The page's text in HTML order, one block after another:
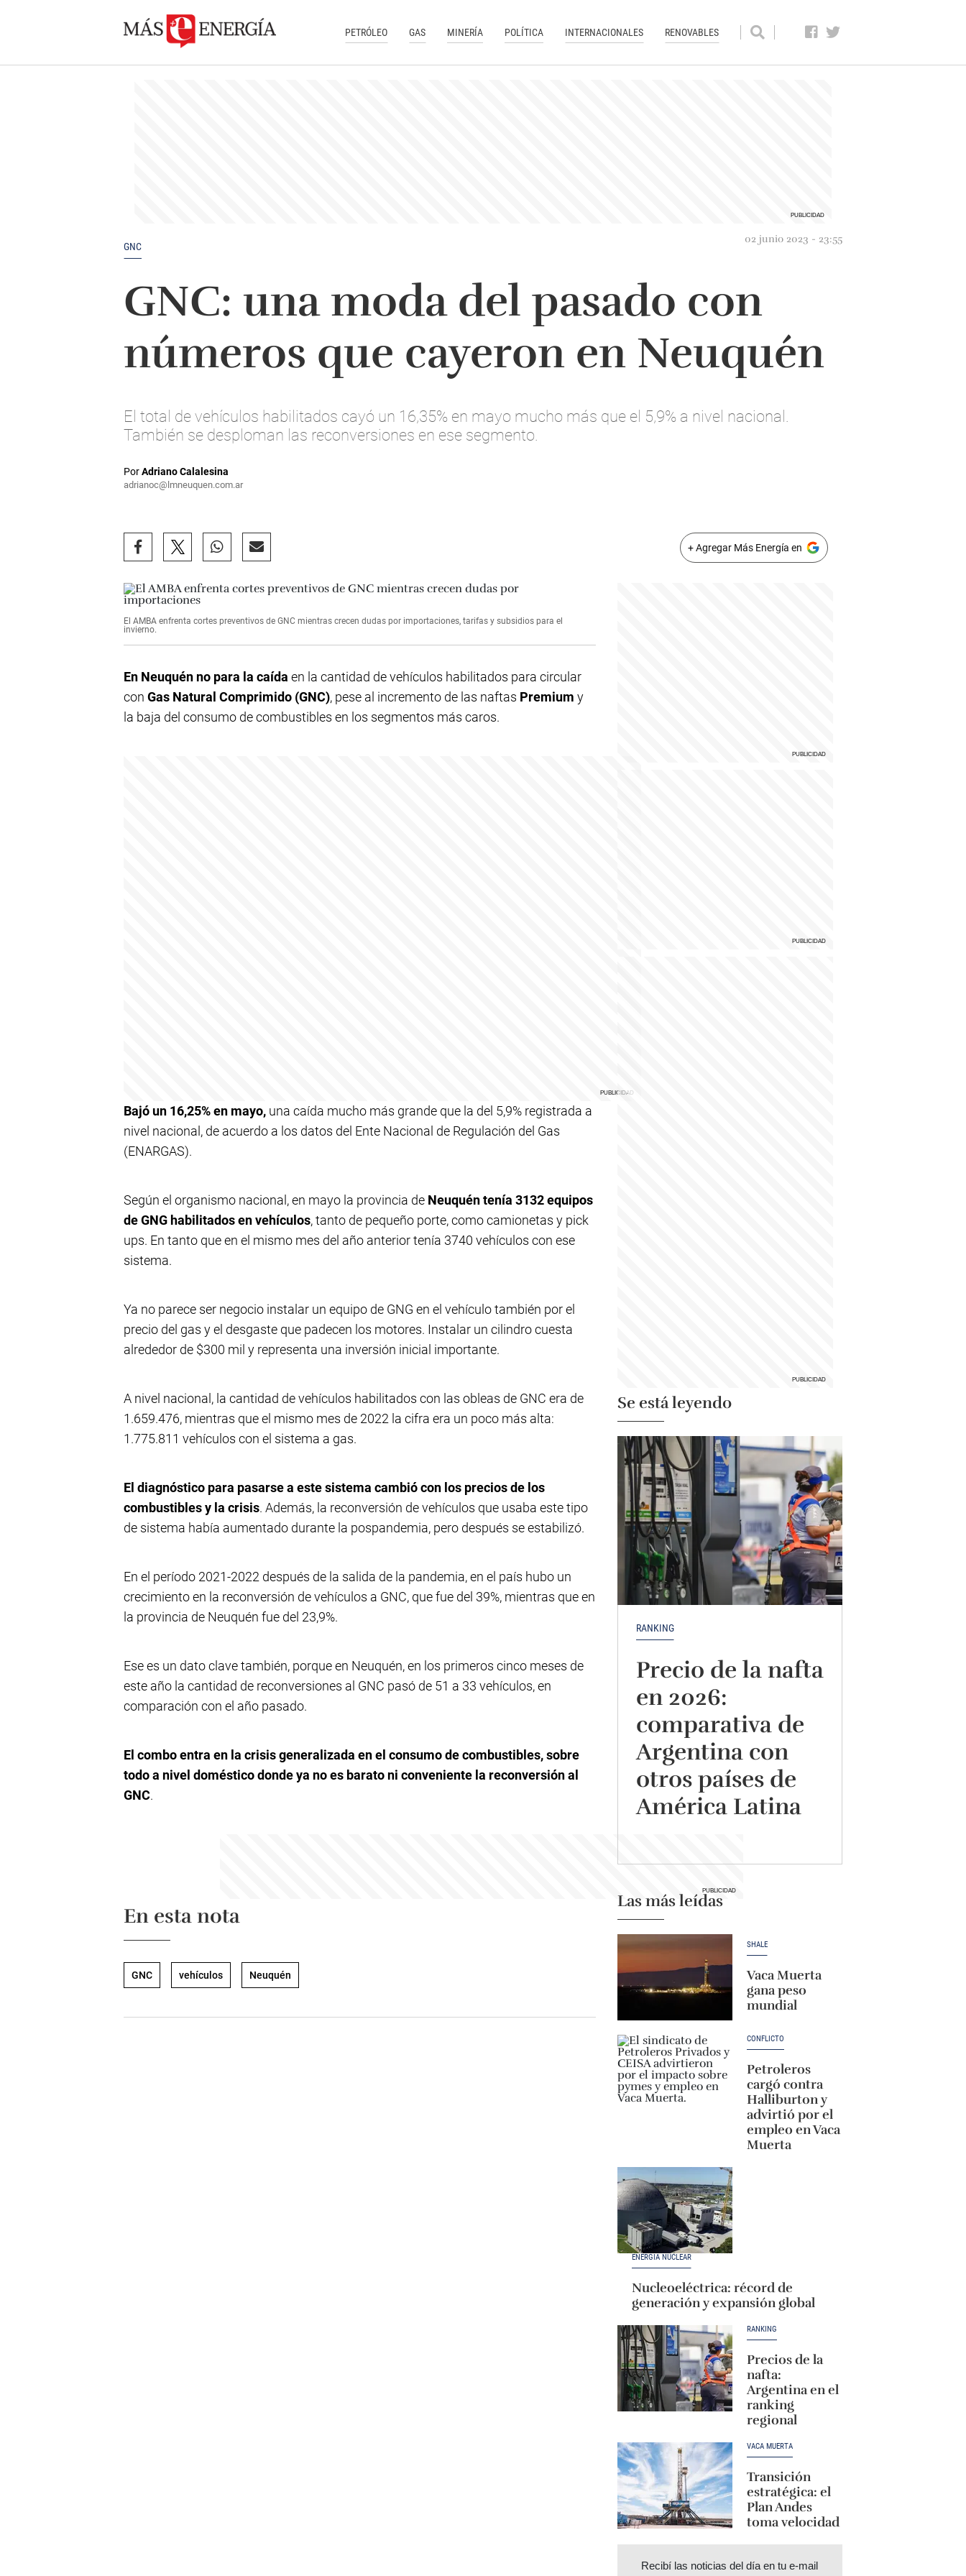
PETRÓLEO GAS MINERÍA POLÍTICA INTERNACIONALES RENOVABLES
GNC
02 junio 2023 - 23:55
GNC: una moda del pasado con
números que cayeron en Neuquén
El total de vehículos habilitados cayó un 16,35% en mayo mucho más que el 5,9% a nivel nacional.
También se desploman las reconversiones en ese segmento.
PorAdriano Calalesina
adrianoc@lmneuquen.com.ar
+ Agregar Más Energía en
El AMBA enfrenta cortes preventivos de GNC mientras crecen dudas por importaciones, tarifas y subsidios para el
invierno.
En Neuquén no para la caída en la cantidad de vehículos habilitados para circular
con Gas Natural Comprimido (GNC), pese al incremento de las naftas Premium y
la baja del consumo de combustibles en los segmentos más caros.
Bajó un 16,25% en mayo, una caída mucho más grande que la del 5,9% registrada a
nivel nacional, de acuerdo a los datos del Ente Nacional de Regulación del Gas
(ENARGAS).
Según el organismo nacional, en mayo la provincia de Neuquén tenía 3132 equipos
de GNG habilitados en vehículos, tanto de pequeño porte, como camionetas y pick
ups. En tanto que en el mismo mes del año anterior tenía 3740 vehículos con ese
sistema.
Ya no parece ser negocio instalar un equipo de GNG en el vehículo también por el
precio del gas y el desgaste que padecen los motores. Instalar un cilindro cuesta
alrededor de $300 mil y representa una inversión inicial importante.
A nivel nacional, la cantidad de vehículos habilitados con las obleas de GNC era de
1.659.476, mientras que el mismo mes de 2022 la cifra era un poco más alta:
1.775.811 vehículos con el sistema a gas.
El diagnóstico para pasarse a este sistema cambió con los precios de los
combustibles y la crisis. Además, la reconversión de vehículos que usaba este tipo
de sistema había aumentado durante la pospandemia, pero después se estabilizó.
En el período 2021-2022 después de la salida de la pandemia, en el país hubo un
crecimiento en la reconversión de vehículos a GNC, que fue del 39%, mientras que en
la provincia de Neuquén fue del 23,9%.
Ese es un dato clave también, porque en Neuquén, en los primeros cinco meses de
este año la cantidad de reconversiones al GNC pasó de 51 a 33 vehículos, en
comparación con el año pasado.
El combo entra en la crisis generalizada en el consumo de combustibles, sobre
todo a nivel doméstico donde ya no es barato ni conveniente la reconversión al
GNC.
En esta nota
GNC vehículos Neuquén
Se está leyendo
RANKING
Precio de la nafta
en 2026:
comparativa de
Argentina con
otros países de
América Latina
Las más leídas
SHALE
Vaca Muerta
gana peso
mundial
CONFLICTO
Petroleros
cargó contra
Halliburton y
advirtió por el
empleo en Vaca
Muerta
ENERGÍA NUCLEAR
Nucleoeléctrica: récord de
generación y expansión global
RANKING
Precios de la
nafta:
Argentina en el
ranking
regional
VACA MUERTA
Transición
estratégica: el
Plan Andes
toma velocidad
Recibí las noticias del día en tu e-mail